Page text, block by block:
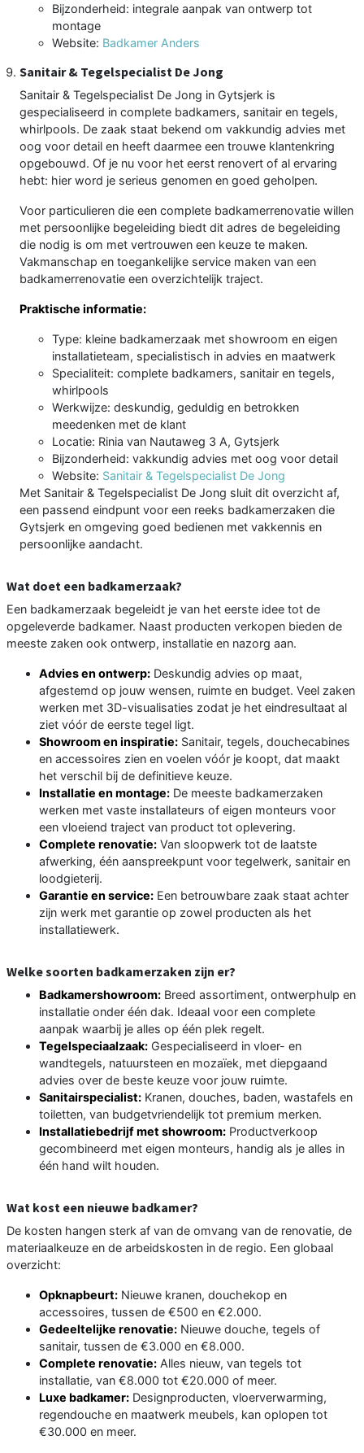
Bijzonderheid: integrale aanpak van ontwerp tot
montage
Website: Badkamer Anders
Sanitair & Tegelspecialist De Jong
Sanitair & Tegelspecialist De Jong in Gytsjerk is
gespecialiseerd in complete badkamers, sanitair en tegels,
whirlpools. De zaak staat bekend om vakkundig advies met
oog voor detail en heeft daarmee een trouwe klantenkring
opgebouwd. Of je nu voor het eerst renovert of al ervaring
hebt: hier word je serieus genomen en goed geholpen.
Voor particulieren die een complete badkamerrenovatie willen
met persoonlijke begeleiding biedt dit adres de begeleiding
die nodig is om met vertrouwen een keuze te maken.
Vakmanschap en toegankelijke service maken van een
badkamerrenovatie een overzichtelijk traject.
Praktische informatie:
Type: kleine badkamerzaak met showroom en eigen
installatieteam, specialistisch in advies en maatwerk
Specialiteit: complete badkamers, sanitair en tegels,
whirlpools
Werkwijze: deskundig, geduldig en betrokken
meedenken met de klant
Locatie: Rinia van Nautaweg 3 A, Gytsjerk
Bijzonderheid: vakkundig advies met oog voor detail
Website: Sanitair & Tegelspecialist De Jong
Met Sanitair & Tegelspecialist De Jong sluit dit overzicht af,
een passend eindpunt voor een reeks badkamerzaken die
Gytsjerk en omgeving goed bedienen met vakkennis en
persoonlijke aandacht.
Wat doet een badkamerzaak?
Een badkamerzaak begeleidt je van het eerste idee tot de
opgeleverde badkamer. Naast producten verkopen bieden de
meeste zaken ook ontwerp, installatie en nazorg aan.
Advies en ontwerp: Deskundig advies op maat,
afgestemd op jouw wensen, ruimte en budget. Veel zaken
werken met 3D-visualisaties zodat je het eindresultaat al
ziet vóór de eerste tegel ligt.
Showroom en inspiratie: Sanitair, tegels, douchecabines
en accessoires zien en voelen vóór je koopt, dat maakt
het verschil bij de definitieve keuze.
Installatie en montage: De meeste badkamerzaken
werken met vaste installateurs of eigen monteurs voor
een vloeiend traject van product tot oplevering.
Complete renovatie: Van sloopwerk tot de laatste
afwerking, één aanspreekpunt voor tegelwerk, sanitair en
loodgieterij.
Garantie en service: Een betrouwbare zaak staat achter
zijn werk met garantie op zowel producten als het
installatiewerk.
Welke soorten badkamerzaken zijn er?
Badkamershowroom: Breed assortiment, ontwerphulp en
installatie onder één dak. Ideaal voor een complete
aanpak waarbij je alles op één plek regelt.
Tegelspeciaalzaak: Gespecialiseerd in vloer- en
wandtegels, natuursteen en mozaïek, met diepgaand
advies over de beste keuze voor jouw ruimte.
Sanitairspecialist: Kranen, douches, baden, wastafels en
toiletten, van budgetvriendelijk tot premium merken.
Installatiebedrijf met showroom: Productverkoop
gecombineerd met eigen monteurs, handig als je alles in
één hand wilt houden.
Wat kost een nieuwe badkamer?
De kosten hangen sterk af van de omvang van de renovatie, de
materiaalkeuze en de arbeidskosten in de regio. Een globaal
overzicht:
Opknapbeurt: Nieuwe kranen, douchekop en
accessoires, tussen de €500 en €2.000.
Gedeeltelijke renovatie: Nieuwe douche, tegels of
sanitair, tussen de €3.000 en €8.000.
Complete renovatie: Alles nieuw, van tegels tot
installatie, van €8.000 tot €20.000 of meer.
Luxe badkamer: Designproducten, vloerverwarming,
regendouche en maatwerk meubels, kan oplopen tot
€30.000 en meer.